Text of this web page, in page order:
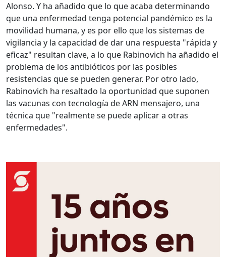
Alonso. Y ha añadido que lo que acaba determinando
que una enfermedad tenga potencial pandémico es la
movilidad humana, y es por ello que los sistemas de
vigilancia y la capacidad de dar una respuesta "rápida y
eficaz" resultan clave, a lo que Rabinovich ha añadido el
problema de los antibióticos por las posibles
resistencias que se pueden generar. Por otro lado,
Rabinovich ha resaltado la oportunidad que suponen
las vacunas con tecnología de ARN mensajero, una
técnica que "realmente se puede aplicar a otras
enfermedades".